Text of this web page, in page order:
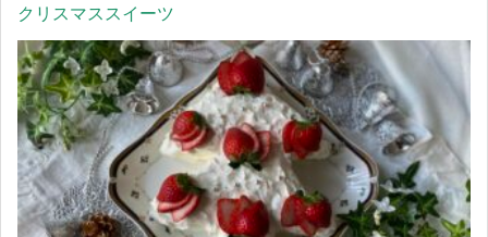
クリスマススイーツ